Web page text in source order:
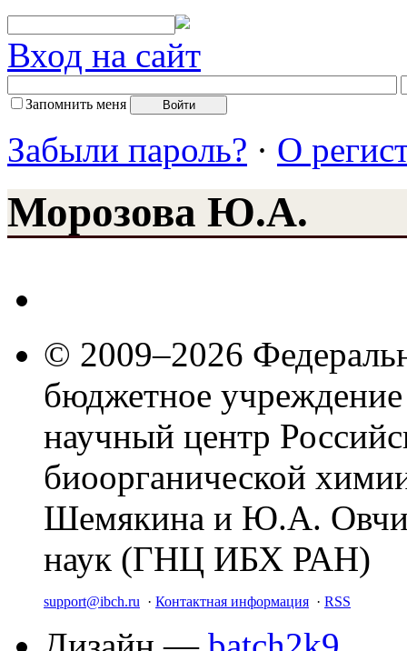
Вход на сайт
Запомнить меня
Забыли пароль? · О
Морозова Ю.А.
© 2009–2026
бюджетное
научный центр
биоорганической
Шемякина и Ю.А.
наук (ГНЦ ИБХ РАН)
support@ibch.ru · Контактная информация · RSS